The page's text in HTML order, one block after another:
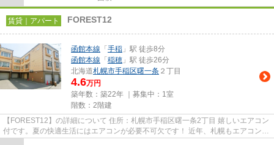
賃貸｜アパート FOREST12
函館本線 「 手稲 」駅 徒歩8分
函館本線 「 稲穂 」駅 徒歩26分
北海道札幌市手稲区曙一条 ２丁目
4.6万円
築年数：築22年 ｜募集中： 1室
階数：2階建
【FOREST12】の詳細について 住所：札幌市手稲区曙一条2丁目 嬉しいエアコン
付です。夏の快適生活にはエアコンが必要不可欠です！ 近年、札幌もエアコンを